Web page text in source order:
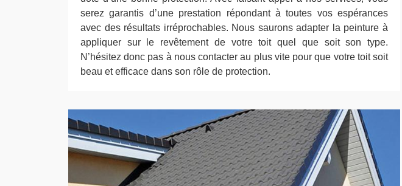
serez garantis d’une prestation répondant à toutes vos espérances
avec des résultats irréprochables. Nous saurons adapter la peinture à
appliquer sur le revêtement de votre toit quel que soit son type.
N’hésitez donc pas à nous contacter au plus vite pour que votre toit soit
beau et efficace dans son rôle de protection.